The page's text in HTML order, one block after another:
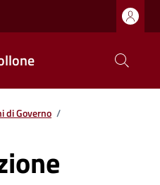
di Governo /